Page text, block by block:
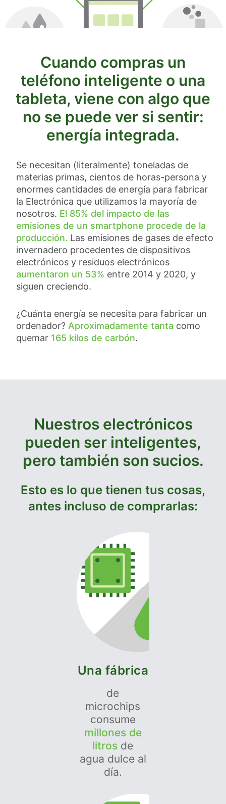
Cuando compras un
teléfono inteligente o una
tableta, viene con algo que
no se puede ver si sentir:
energía integrada.
Se necesitan (literalmente) toneladas de
materias primas, cientos de horas-persona y
enormes cantidades de energía para fabricar
la Electrónica que utilizamos la mayoría de
nosotros. El 85% del impacto de las
emisiones de un smartphone procede de la
producción. Las emisiones de gases de efecto
invernadero procedentes de dispositivos
electrónicos y residuos electrónicos
aumentaron un 53% entre 2014 y 2020, y
siguen creciendo.
¿Cuánta energía se necesita para fabricar un
ordenador? Aproximadamente tanta como
quemar 165 kilos de carbón.
Nuestros electrónicos
pueden ser inteligentes,
pero también son sucios.
Esto es lo que tienen tus cosas,
antes incluso de comprarlas:
Una fábrica
de
microchips
consume
millones de
litros de
agua dulce al
día.